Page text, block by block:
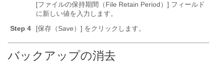
[ファイルの保持期間（File Retain Period）] フィールド
に新しい値を入力します。
Step 4
[保存（Save）] をクリックします。
バックアップの消去